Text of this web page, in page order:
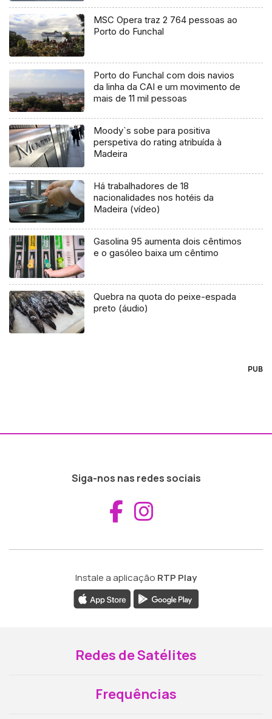
MSC Opera traz 2 764 pessoas ao
Porto do Funchal
Porto do Funchal com dois navios
da linha da CAI e um movimento de
mais de 11 mil pessoas
Moody`s sobe para positiva
perspetiva do rating atribuída à
Madeira
Há trabalhadores de 18
nacionalidades nos hotéis da
Madeira (vídeo)
Gasolina 95 aumenta dois cêntimos
e o gasóleo baixa um cêntimo
Quebra na quota do peixe-espada
preto (áudio)
PUB
Siga-nos nas redes sociais
Aceder ao
Instale a aplicação RTP Play
Redes de Satélites
Frequências